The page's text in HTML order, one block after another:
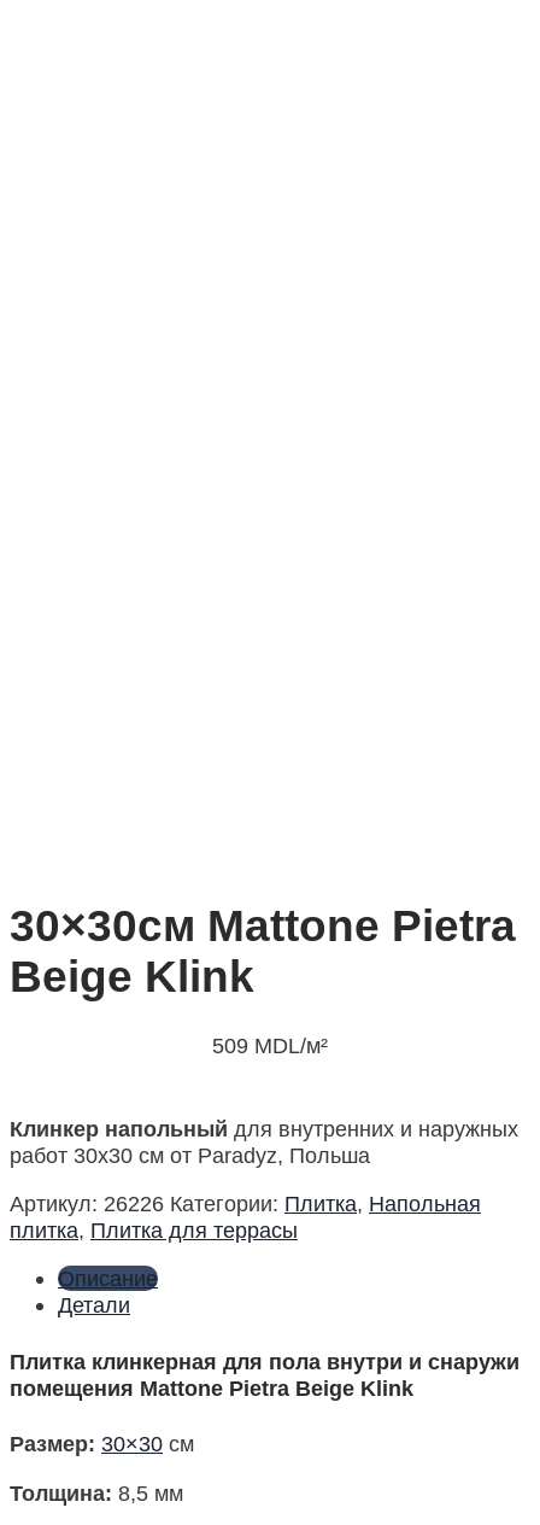
30×30см Mattone Pietra
Beige Klink
509 MDL/м²
Клинкер напольный для внутренних и наружных
работ 30х30 см от Paradyz, Польша
Артикул: 26226 Категории: Плитка, Напольная
плитка, Плитка для террасы
Описание
Детали
Плитка клинкерная для пола внутри и снаружи
помещения Mattone Pietra Beige Klink
Размер: 30×30 см
Толщина: 8,5 мм